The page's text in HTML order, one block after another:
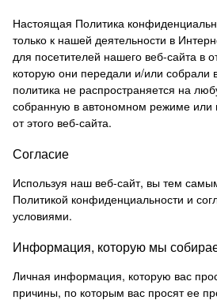
Настоящая Политика
только к нашей деятельности в
для посетителей нашего веб-сайта в
которую они передали и/или собрали
политика не распространяется на
собранную в автономном режиме или
от этого веб-сайта.
Согласие
Используя наш веб-сайт, вы тем
Политикой конфиденциальности и
условиями.
Информация, которую мы
Личная информация, которую вас
причины, по которым вас просят ее